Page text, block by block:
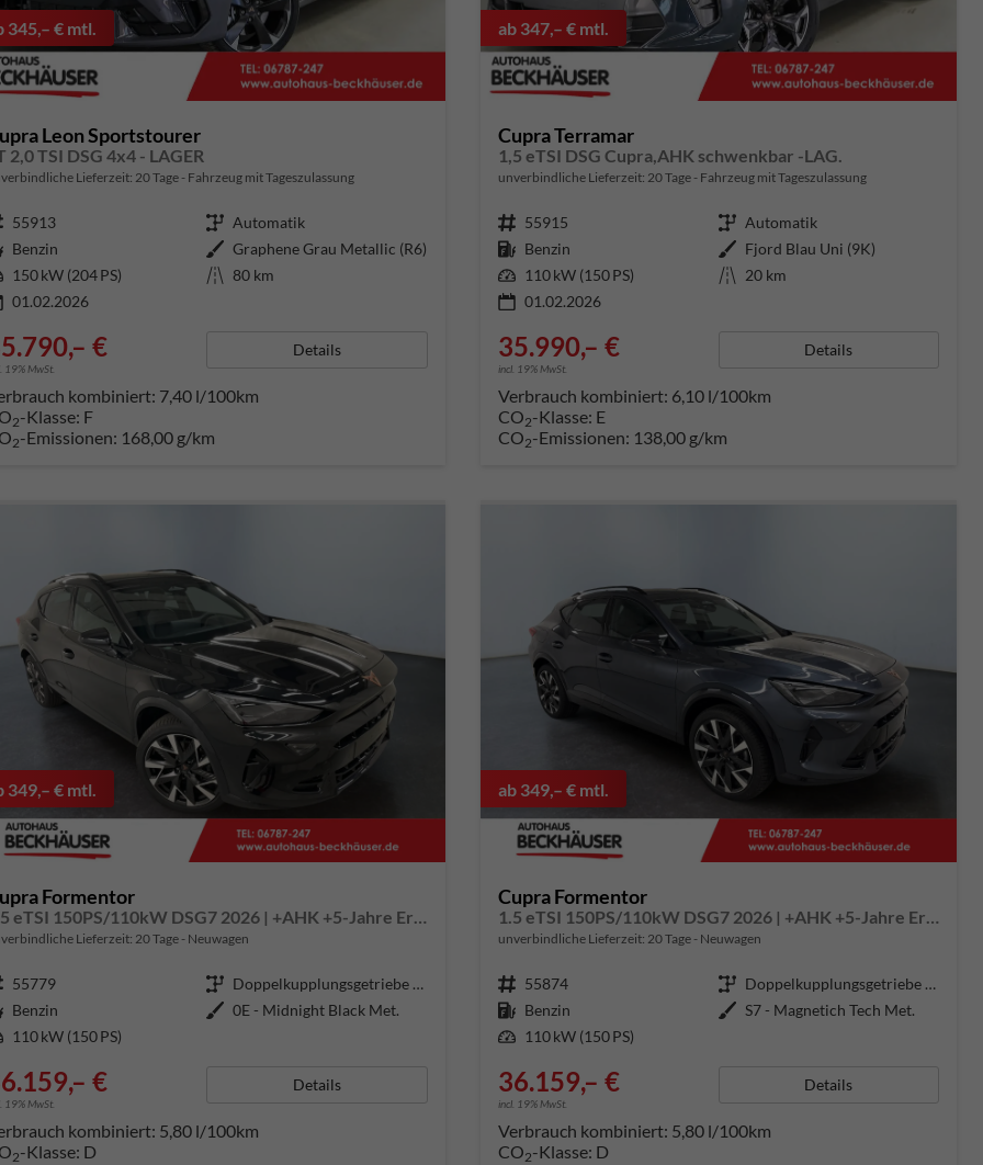
345,– € mtl.
Leon Sportstourer
2,0 TSI DSG 4x4 - LAGER
Lieferzeit: 20 Tage Fahrzeug mit Tageszulassung
55913 Getriebe Automatik
Benzin Außenfarbe Graphene Grau Metallic (R6)
150 kW (204 PS) Kilometerstand 80 km
01.02.2026
€
19% MwSt.
Details
kombiniert: 7,40 l/100km
2-Klasse: F
2-Emissionen: 168,00 g/km
ab 347,– € mtl.
Cupra Terramar
1,5 eTSI DSG Cupra,AHK schwenkbar -LAG.
unverbindliche Lieferzeit: 20 Tage Fahrzeug mit Tageszulassung
Fahrzeugnummer 55915 Getriebe Automatik
Kraftstoff Benzin Außenfarbe Fjord Blau Uni (9K)
Leistung 110 kW (150 PS) Kilometerstand 20 km
01.02.2026
35.990,– €
incl. 19% MwSt.
Details
Verbrauch kombiniert: 6,10 l/100km
CO2-Klasse: E
CO2-Emissionen: 138,00 g/km
349,– € mtl.
Formentor
Lieferzeit: 20 Tage Neuwagen
55779 Getriebe
Doppelkupplungsgetriebe (DSG)
Benzin Außenfarbe 0E - Midnight Black Met.
110 kW (150 PS)
€
19% MwSt.
Details
kombiniert: 5,80 l/100km
2-Klasse: D
ab 349,– € mtl.
Cupra Formentor
unverbindliche Lieferzeit: 20 Tage Neuwagen
Fahrzeugnummer 55874 Getriebe
Doppelkupplungsgetriebe (DSG)
Kraftstoff Benzin Außenfarbe S7 - Magnetich Tech Met.
Leistung 110 kW (150 PS)
36.159,– €
incl. 19% MwSt.
Details
Verbrauch kombiniert: 5,80 l/100km
CO2-Klasse: D